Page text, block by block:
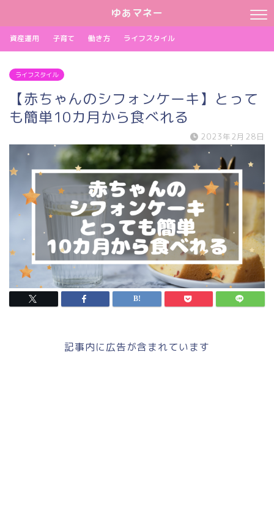
ゆあマネー
資産運用 子育て 働き方 ライフスタイル
ライフスタイル
【赤ちゃんのシフォンケーキ】とって
も簡単10カ月から食べれる
2023年2月28日
記事内に広告が含まれています